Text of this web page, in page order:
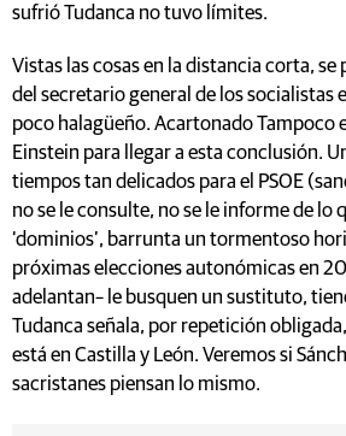
sufrió Tudanca no tuvo límites.
Vistas las cosas en la distancia corta,
del secretario general de los socialistas
poco halagüeño. Acartonado Tampoco
Einstein para llegar a esta conclusión.
tiempos tan delicados para el PSOE
no se le consulte, no se le informe de lo
‘dominios’, barrunta un tormentoso
próximas elecciones autonómicas en
adelantan– le busquen un sustituto,
Tudanca señala, por repetición
está en Castilla y León. Veremos si
sacristanes piensan lo mismo.